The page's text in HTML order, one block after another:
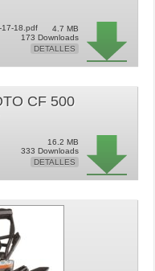
17-18.pdf
4.7 MB
173 Downloads
DETALLES
CF 500
16.2 MB
333 Downloads
DETALLES